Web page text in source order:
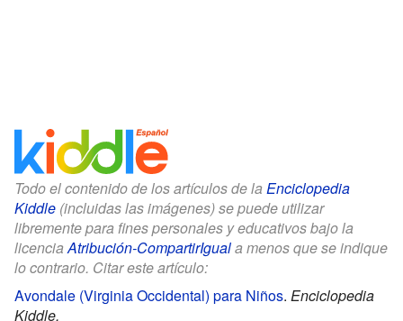
Todo el contenido de los artículos de la Enciclopedia
Kiddle (incluidas las imágenes) se puede utilizar
libremente para fines personales y educativos bajo la
licencia Atribución-CompartirIguala menos que se indique
lo contrario. Citar este artículo:
Avondale (Virginia Occidental) para Niños. Enciclopedia
Kiddle.